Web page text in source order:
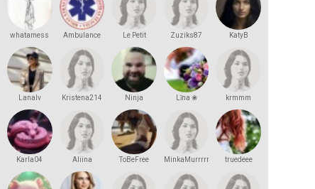
whatamess Ambulance Le Petit Zuziks87 KatyB
Lanalv Kristena214 Ninja Līna ❀ krmmm
Karla04 Aliina ToBeFree MinkaMurrrrr truedeee